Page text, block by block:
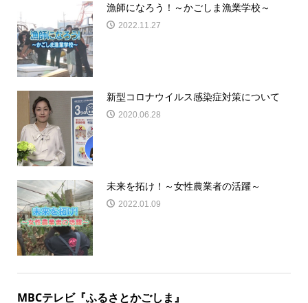
漁師になろう！～かごしま漁業学校～
2022.11.27
新型コロナウイルス感染症対策について
2020.06.28
未来を拓け！～女性農業者の活躍～
2022.01.09
MBCテレビ『ふるさとかごしま』